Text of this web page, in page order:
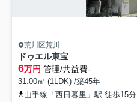
荒川区荒川
ドゥエル東宝
6万円 管理/共益費-
31.00㎡ (1LDK) /築45年
山手線「西日暮里」駅 徒歩15分